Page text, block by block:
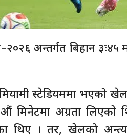
अन्तर्गत बिहान
स्टेडियममा भएको
अग्रता लिएको
थिए । तर, खेलको